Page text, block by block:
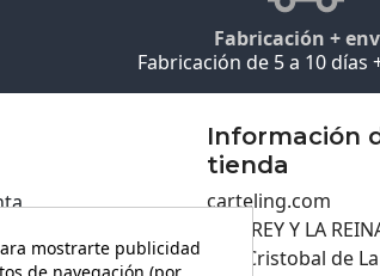
Fabricación +
Fabricación de 5 a 10 días
Información
tienda
carteling.com
C/EL REY Y LA
San Cristobal de
mostrarte publicidad